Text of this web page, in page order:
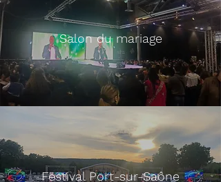
Salon du mariage
Festival Port-sur-Saône